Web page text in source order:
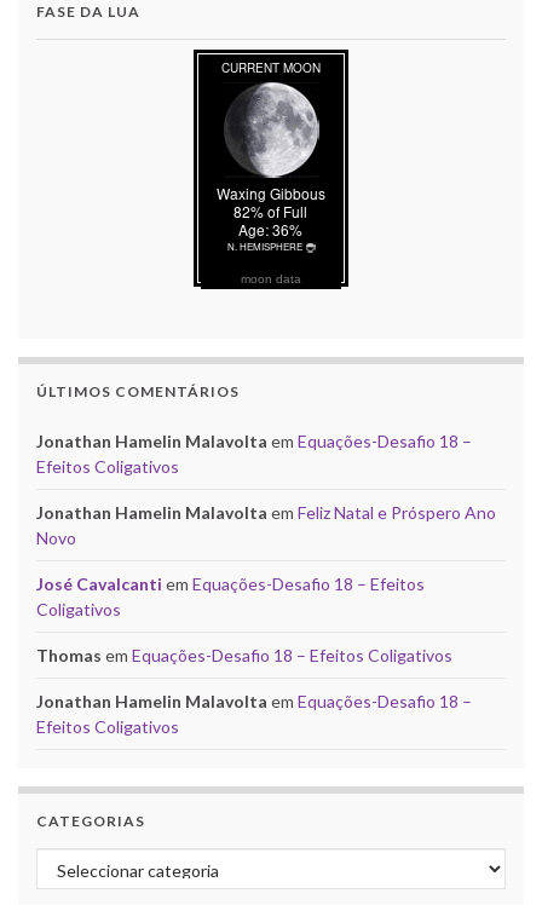
FASE DA LUA
moon data
ÚLTIMOS COMENTÁRIOS
Jonathan Hamelin Malavolta em Equações-Desafio 18 –
Efeitos Coligativos
Jonathan Hamelin Malavolta em Feliz Natal e Próspero Ano
Novo
José Cavalcanti em Equações-Desafio 18 – Efeitos
Coligativos
Thomas em Equações-Desafio 18 – Efeitos Coligativos
Jonathan Hamelin Malavolta em Equações-Desafio 18 –
Efeitos Coligativos
CATEGORIAS
Categorias